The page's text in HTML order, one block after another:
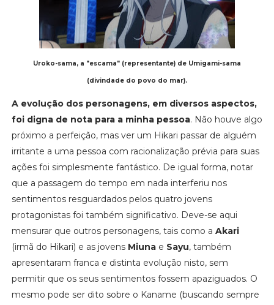
Uroko-sama, a "escama" (representante) de Umigami-sama
(divindade do povo do mar).
A evolução dos personagens, em diversos aspectos,
foi digna de nota para a minha pessoa. Não houve algo
próximo a perfeição, mas ver um Hikari passar de alguém
irritante a uma pessoa com racionalização prévia para suas
ações foi simplesmente fantástico. De igual forma, notar
que a passagem do tempo em nada interferiu nos
sentimentos resguardados pelos quatro jovens
protagonistas foi também significativo. Deve-se aqui
mensurar que outros personagens, tais como a Akari
(irmã do Hikari) e as jovens Miunae Sayu, também
apresentaram franca e distinta evolução nisto, sem
permitir que os seus sentimentos fossem apaziguados. O
mesmo pode ser dito sobre o Kaname (buscando sempre